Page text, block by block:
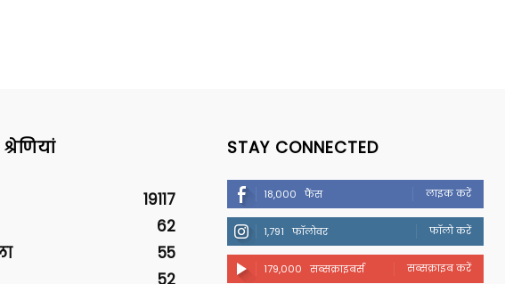
19117
62
55
52
STAY CONNECTED
18,000 फैंस लाइक करें
1,791 फॉलोवर फॉलो करें
179,000 सब्सक्राइबर्स सब्सक्राइब करें